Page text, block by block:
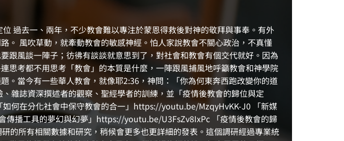
過去一、兩年，不少教會難以專注於蒙恩得救後對神的敬拜與事奉。有外
。 風吹草動，就牽動教會的敏感神經。怕人家說教會不關心政治，不真懂
跟風談一陣子；彷彿有談談就意思到了，對社會和教會有個交代就好。因為
思考都不用思考「教會」的本質是什麼，一陣跟風捕風地呼籲教會和神學院
。當今有一些華人教會，就像耶2:36，神問：「你為何東奔西跑改變你的道
雜誌資深撰述者的觀察、聖經學者的訓練，並「疫情後教會的歸位與定
何在分化社會中保守教會的合一」https://youtu.be/MzqyHvKK-J0 「新媒
播工具的夢幻與幻夢」https://youtu.be/U3FsZv8IxPc 「疫情後教會的歸
所有相關數據和研究，稍候會更多也更詳細的發表。這個調研經過專業統